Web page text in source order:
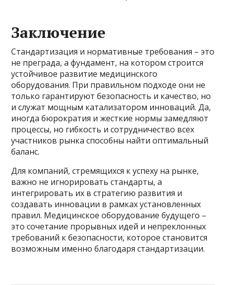
Заключение
Стандартизация и нормативные требования – это
не преграда, а фундамент, на котором строится
устойчивое развитие медицинского
оборудования. При правильном подходе они не
только гарантируют безопасность и качество, но
и служат мощным катализатором инноваций. Да,
иногда бюрократия и жесткие нормы замедляют
процессы, но гибкость и сотрудничество всех
участников рынка способны найти оптимальный
баланс.
Для компаний, стремящихся к успеху на рынке,
важно не игнорировать стандарты, а
интегрировать их в стратегию развития и
создавать инновации в рамках установленных
правил. Медицинское оборудование будущего –
это сочетание прорывных идей и непреклонных
требований к безопасности, которое становится
возможным именно благодаря стандартизации.